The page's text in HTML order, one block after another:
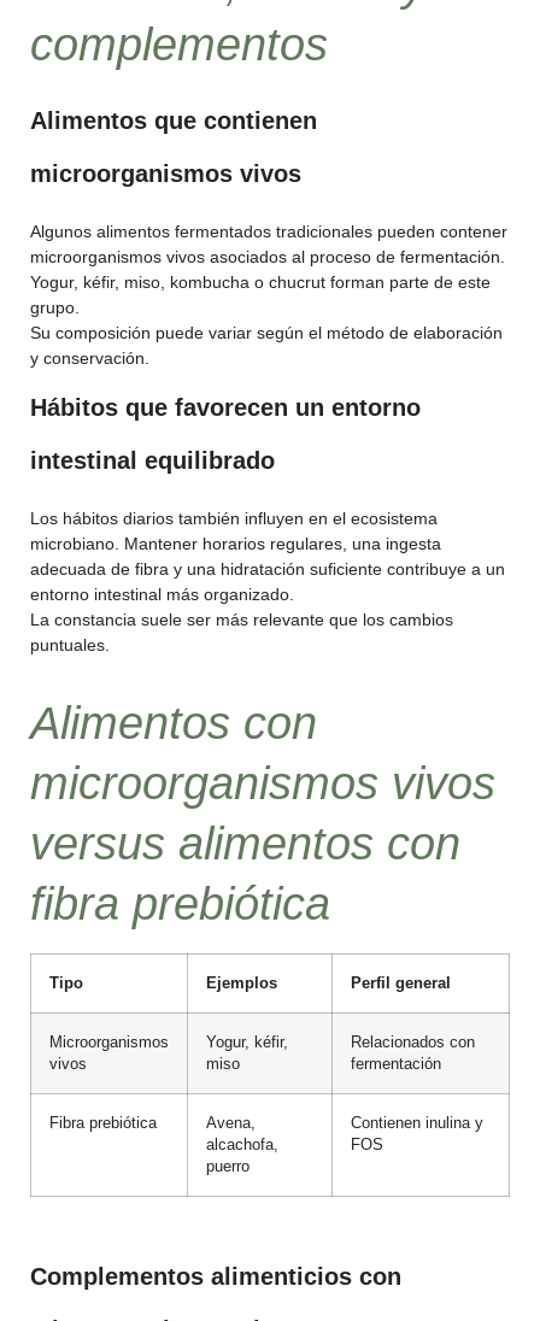
complementos
Alimentos que contienen
microorganismos vivos
Algunos alimentos fermentados tradicionales pueden contener
microorganismos vivos asociados al proceso de fermentación.
Yogur, kéfir, miso, kombucha o chucrut forman parte de este
grupo.
Su composición puede variar según el método de elaboración
y conservación.
Hábitos que favorecen un entorno
intestinal equilibrado
Los hábitos diarios también influyen en el ecosistema
microbiano. Mantener horarios regulares, una ingesta
adecuada de fibra y una hidratación suficiente contribuye a un
entorno intestinal más organizado.
La constancia suele ser más relevante que los cambios
puntuales.
Alimentos con
microorganismos vivos
versus alimentos con
fibra prebiótica
Tipo Ejemplos Perfil general
Microorganismos
vivos
Yogur, kéfir,
miso
Relacionados con
fermentación
Fibra prebiótica
Avena,
alcachofa,
puerro
Contienen inulina y
FOS
Complementos alimenticios con